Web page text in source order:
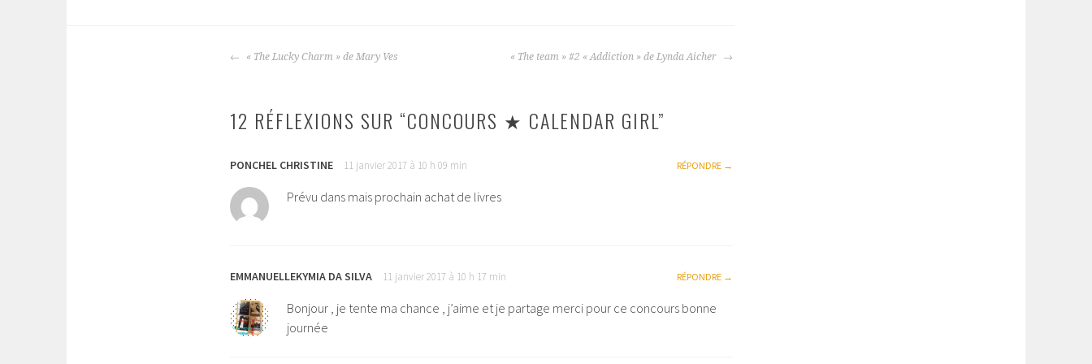
ARTICLES
« The Lucky Charm » de Mary Ves « The team » #2 « Addiction » de Lynda Aicher
12 RÉFLEXIONS SUR “CONCOURS ★ CALENDAR GIRL”
PONCHEL CHRISTINE 11 janvier 2017 à 10 h 09 min RÉPONDRE
Prévu dans mais prochain achat de livres
EMMANUELLEKYMIA DA SILVA 11 janvier 2017 à 10 h 17 min RÉPONDRE
Bonjour , je tente ma chance , j’aime et je partage merci pour ce concours bonne
journée